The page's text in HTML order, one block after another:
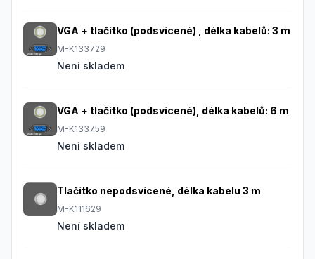
VGA + tlačítko (podsvícené) , délka kabelů: 3 m
M-K133729
Není skladem
VGA + tlačítko (podsvícené), délka kabelů: 6 m
M-K133759
Není skladem
Tlačítko nepodsvícené, délka kabelu 3 m
M-K111629
Není skladem